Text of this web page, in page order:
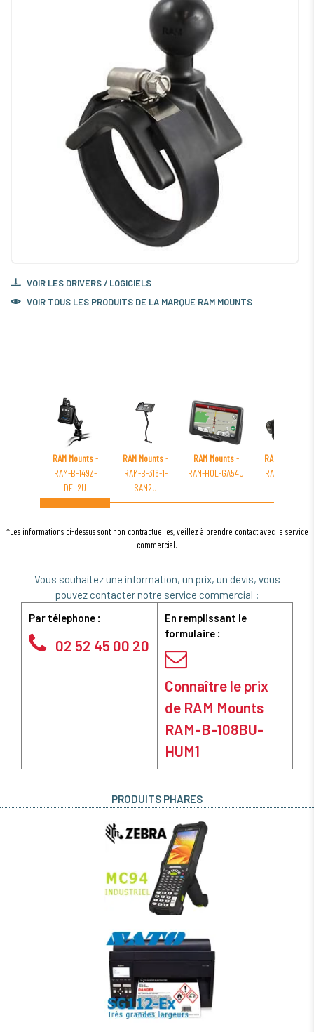
VOIR LES DRIVERS / LOGICIELS
VOIR TOUS LES PRODUITS DE LA MARQUE RAM MOUNTS
RAM Mounts-
RAM-B-149Z-
DEL2U
RAM Mounts-
RAM-B-316-1-
SAM2U
RAM Mounts-
RAM-HOL-GA54U
RAM Mounts
RAM-B-200-1
*Les informations ci-dessus sont non contractuelles, veillez à prendre contact avec le service
commercial.
Vous souhaitez une information, un prix, un devis, vous
pouvez contacter notre service commercial :
Par télephone :
02 52 45 00 20
En remplissant le
formulaire :
Connaître le prix
de RAM Mounts
RAM-B-108BU-
HUM1
PRODUITS PHARES